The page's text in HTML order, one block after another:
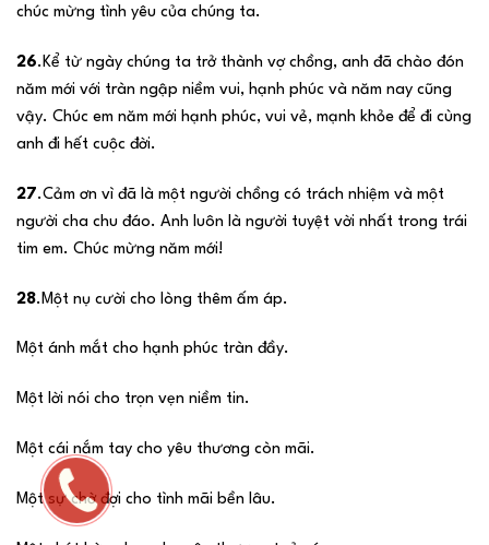
chúc mừng tình yêu của chúng ta.
26.Kể từ ngày chúng ta trở thành vợ chồng, anh đã chào đón
năm mới với tràn ngập niềm vui, hạnh phúc và năm nay cũng
vậy. Chúc em năm mới hạnh phúc, vui vẻ, mạnh khỏe để đi cùng
anh đi hết cuộc đời.
27.Cảm ơn vì đã là một người chồng có trách nhiệm và một
người cha chu đáo. Anh luôn là người tuyệt vời nhất trong trái
tim em. Chúc mừng năm mới!
28.Một nụ cười cho lòng thêm ấm áp.
Một ánh mắt cho hạnh phúc tràn đầy.
Một lời nói cho trọn vẹn niềm tin.
Một cái nắm tay cho yêu thương còn mãi.
Một sự chờ đợi cho tình mãi bền lâu.